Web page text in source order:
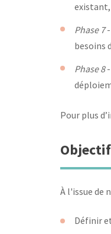
Phase 7-
besoins
Phase 8-
Pour plus
À l'issue de
Définir